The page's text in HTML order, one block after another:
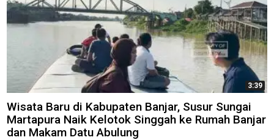
3:39
Wisata Baru di Kabupaten Banjar, Susur Sungai
Martapura Naik Kelotok Singgah ke Rumah Banjar
dan Makam Datu Abulung